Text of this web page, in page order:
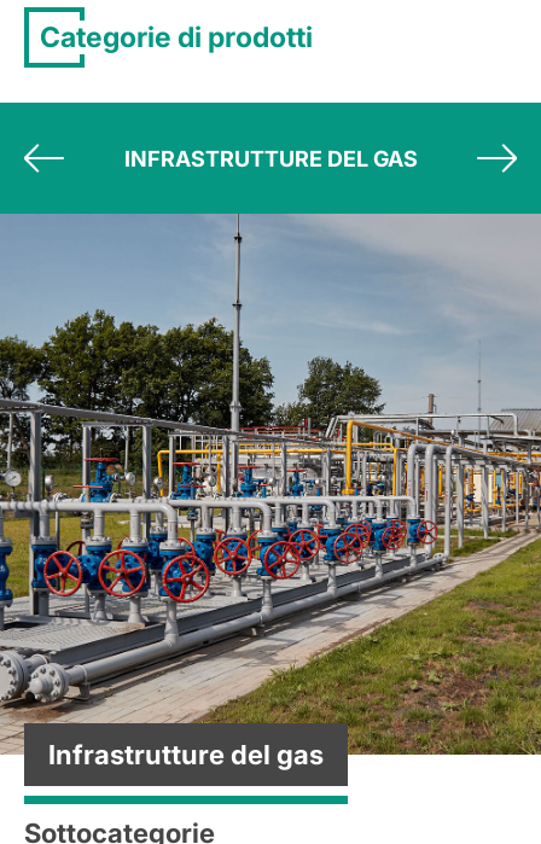
Categorie di prodotti
INFRASTRUTTURE DEL GAS
Infrastrutture del gas
Sottocategorie